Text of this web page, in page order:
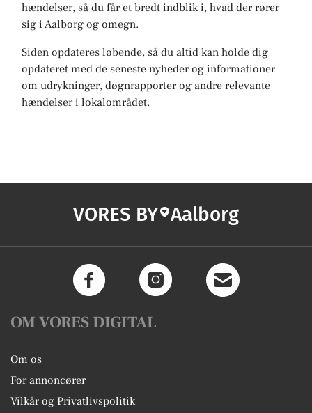
hændelser, så du får et bredt indblik i, hvad der rører
sig i Aalborg og omegn.
Siden opdateres løbende, så du altid kan holde dig
opdateret med de seneste nyheder og informationer
om udrykninger, døgnrapporter og andre relevante
hændelser i lokalområdet.
VORES BY Aalborg
OM VORES DIGITAL
Om os
For annoncører
Vilkår og Privatlivspolitik